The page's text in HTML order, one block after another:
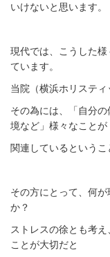
いけないと思います。
現代では、こうした
ています。
当院（横浜ホリステ
その為には、「自分
境など」様々なことが
関連しているという
その方にとって、何
か？
ストレスの徐とも考
ことが大切だと